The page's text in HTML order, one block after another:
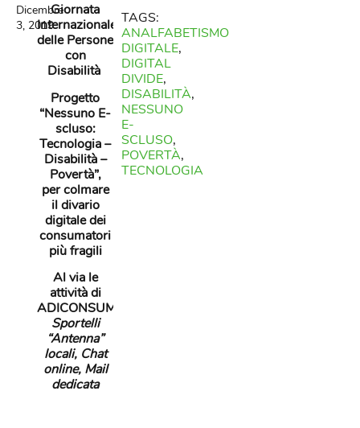
Dicembre
3, 2019
Giornata
Internazionale
delle Persone
con
Disabilità
Progetto
“Nessuno E-
scluso:
Tecnologia –
Disabilità –
Povertà”,
per colmare
il divario
digitale dei
consumatori
più fragili
Al via le
attività di
ADICONSUM:
Sportelli
“Antenna”
locali, Chat
online, Mail
dedicata
TAGS:
ANALFABETISMO
DIGITALE,
DIGITAL
DIVIDE,
DISABILITÀ,
NESSUNO
E-
SCLUSO,
POVERTÀ,
TECNOLOGIA